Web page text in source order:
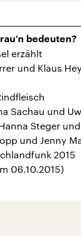
bedeuten?
erzählt
und Klaus
Sachau und
Steger
und Jenny
2015
06.10.2015)